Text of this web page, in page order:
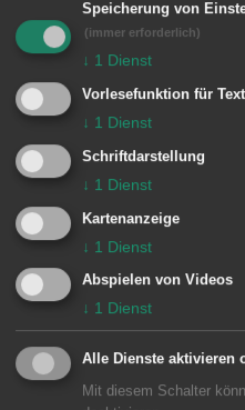
ab 16 Uhr.
Wir bitten um
© Stadt Aalen, 18.10.2011
Unsere Anschrift
Rathaus Aalen
Marktplatz 30
Speicherung von
(immer erforderlich)
↓ 1 Dienst
Vorlesefunktion für Text
↓ 1 Dienst
Schriftdarstellung
↓ 1 Dienst
Kartenanzeige
↓ 1 Dienst
Abspielen von Videos
↓ 1 Dienst
Alle Dienste aktivieren
Mit diesem Schalter